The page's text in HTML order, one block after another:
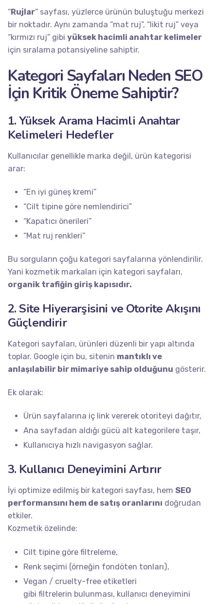
“Rujlar” sayfası, yüzlerce ürünün buluştuğu merkezi
bir noktadır. Aynı zamanda “mat ruj”, “likit ruj” veya
“kırmızı ruj” gibi yüksek hacimli anahtar kelimeler
için sıralama potansiyeline sahiptir.
Kategori Sayfaları Neden SEO
İçin Kritik Öneme Sahiptir?
1. Yüksek Arama Hacimli Anahtar
Kelimeleri Hedefler
Kullanıcılar genellikle marka değil, ürün kategorisi
arar:
“En iyi güneş kremi”
“Cilt tipine göre nemlendirici”
“Kapatıcı önerileri”
“Mat ruj renkleri”
Bu sorguların çoğu kategori sayfalarına yönlendirilir.
Yani kozmetik markaları için kategori sayfaları,
organik trafiğin giriş kapısıdır.
2. Site Hiyerarşisini ve Otorite Akışını
Güçlendirir
Kategori sayfaları, ürünleri düzenli bir yapı altında
toplar. Google için bu, sitenin mantıklı ve
anlaşılabilir bir mimariye sahip olduğunu gösterir.
Ek olarak:
Ürün sayfalarına iç link vererek otoriteyi dağıtır,
Ana sayfadan aldığı gücü alt kategorilere taşır,
Kullanıcıya hızlı navigasyon sağlar.
3. Kullanıcı Deneyimini Artırır
İyi optimize edilmiş bir kategori sayfası, hem SEO
performansını hem de satış oranlarını doğrudan
etkiler.
Kozmetik özelinde:
Cilt tipine göre filtreleme,
Renk seçimi (örneğin fondöten tonları),
Vegan / cruelty-free etiketleri
gibi filtrelerin bulunması, kullanıcı deneyimini